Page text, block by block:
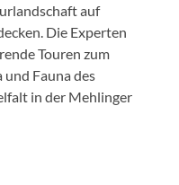
auf
Die Experten
Touren zum
und Fauna des
in der Mehlinger